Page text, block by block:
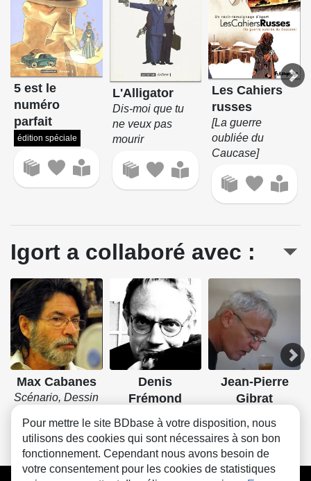
5 est le
numéro
parfait
édition spéciale
L'Alligator
Dis-moi que tu
ne veux pas
mourir
Les Cahiers
russes
[La guerre
oubliée du
Caucase]
Igort a collaboré avec :
Max Cabanes
Scénario, Dessin
Denis
Frémond
Jean-Pierre
Gibrat
Pour mettre le site BDbase à votre disposition, nous
utilisons des cookies qui sont nécessaires à son bon
fonctionnement. Cependant nous avons besoin de
votre consentement pour les cookies de statistiques